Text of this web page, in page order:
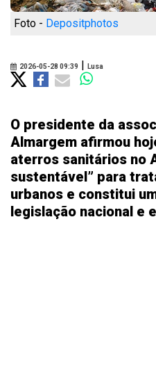
Foto - Depositphotos
2026-05-28 09:39 | Lusa
O presidente da
Almargem afirmou
aterros sanitários no
sustentável” para
urbanos e constitui
legislação nacional e